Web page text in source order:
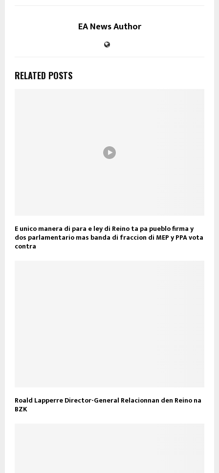
EA News Author
RELATED POSTS
E unico manera di para e ley di Reino ta pa pueblo firma y
dos parlamentario mas banda di fraccion di MEP y PPA vota
contra
Roald Lapperre Director-General Relacionnan den Reino na
BZK